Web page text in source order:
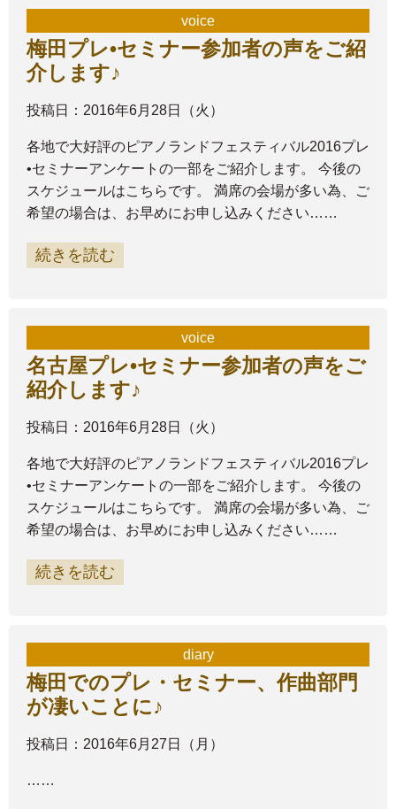
voice
梅田プレ•セミナー参加者の声をご紹
介します♪
投稿日：2016年6月28日（火）
各地で大好評のピアノランドフェスティバル2016プレ
•セミナーアンケートの一部をご紹介します。 今後の
スケジュールはこちらです。 満席の会場が多い為、ご
希望の場合は、お早めにお申し込みください……
続きを読む
voice
名古屋プレ•セミナー参加者の声をご
紹介します♪
投稿日：2016年6月28日（火）
各地で大好評のピアノランドフェスティバル2016プレ
•セミナーアンケートの一部をご紹介します。 今後の
スケジュールはこちらです。 満席の会場が多い為、ご
希望の場合は、お早めにお申し込みください……
続きを読む
diary
梅田でのプレ・セミナー、作曲部門
が凄いことに♪
投稿日：2016年6月27日（月）
……